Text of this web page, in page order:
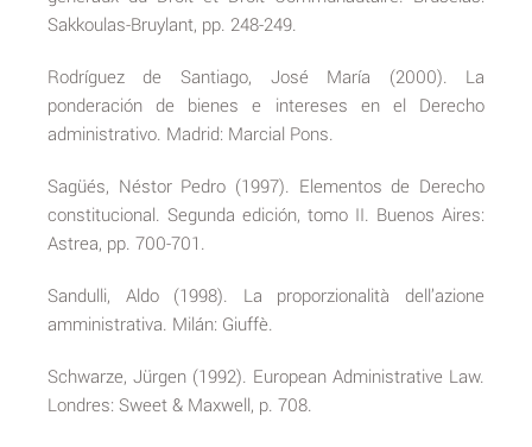
Sakkoulas-Bruylant, pp. 248-249.
Rodríguez de Santiago, José María (2000). La
ponderación de bienes e intereses en el Derecho
administrativo. Madrid: Marcial Pons.
Sagüés, Néstor Pedro (1997). Elementos de Derecho
constitucional. Segunda edición, tomo II. Buenos Aires:
Astrea, pp. 700-701.
Sandulli, Aldo (1998). La proporzionalità dell’azione
amministrativa. Milán: Giuffè.
Schwarze, Jürgen (1992). European Administrative Law.
Londres: Sweet & Maxwell, p. 708.